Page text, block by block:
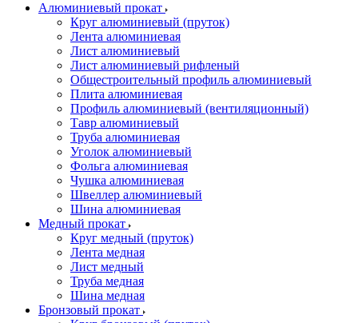
Алюминиевый прокат
Круг алюминиевый (пруток)
Лента алюминиевая
Лист алюминиевый
Лист алюминиевый рифленый
Общестроительный профиль алюминиевый
Плита алюминиевая
Профиль алюминиевый (вентиляционный)
Тавр алюминиевый
Труба алюминиевая
Уголок алюминиевый
Фольга алюминиевая
Чушка алюминиевая
Швеллер алюминиевый
Шина алюминиевая
Медный прокат
Круг медный (пруток)
Лента медная
Лист медный
Труба медная
Шина медная
Бронзовый прокат